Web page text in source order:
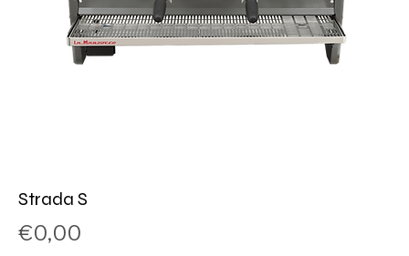
Strada S
Price
€0,00